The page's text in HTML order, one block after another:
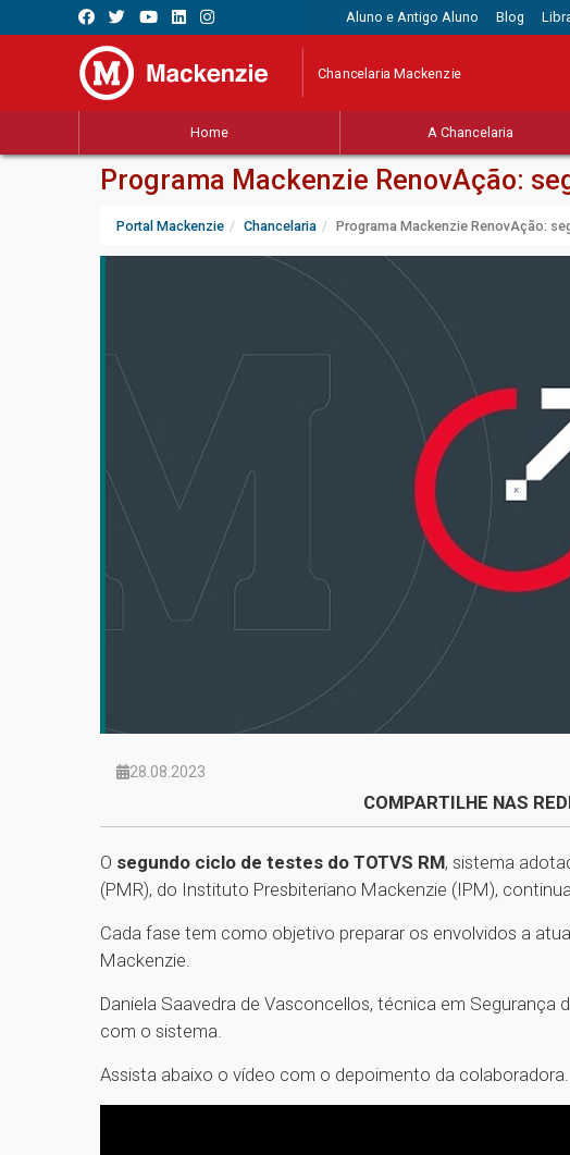
Aluno e Antigo Aluno Blog
Chancelaria Mackenzie
Home A Chancelaria
Programa Mackenzie RenovAção:
Portal Mackenzie Chancelaria Programa Mackenzie RenovAção:
28.08.2023
COMPARTILHE NAS
O segundo ciclo de testes do TOTVS RM, sistema
(PMR), do Instituto Presbiteriano Mackenzie (IPM), continua.
Cada fase tem como objetivo preparar os envolvidos a
Mackenzie.
Daniela Saavedra de Vasconcellos, técnica em Segurança
com o sistema.
Assista abaixo o vídeo com o depoimento da colaboradora.